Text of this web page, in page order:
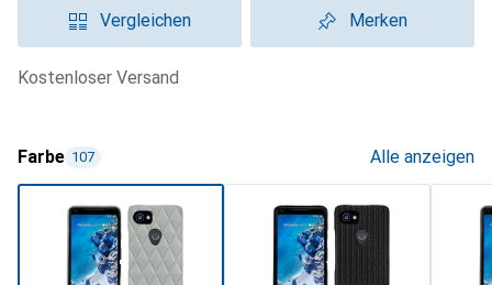
Vergleichen Merken
kostenloser Versand
Farbe 107 Alle anzeigen